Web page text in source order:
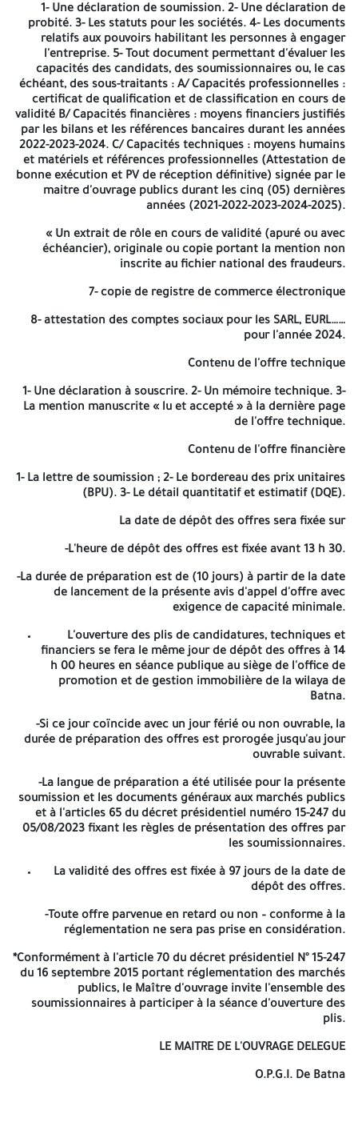
EDUCATION A BATNA
peinture
CITE 30 LOGEMENTS
EDUCATION A BATNA
Travaux de
peinture
SALLE D'EXPOSITION ASHAR
CENTRE-VILLE A BATNA
Travaux de
peinture +
réflection
façade
32
CITE 40 LOGEMENTS DGSN
BATNA
Travaux de
peinture
33
CITE 15+15 LOGEMENTS
(SANTE + EDUCATION) A
BATNA
Travaux de
peinture
34
CITE 30 LOGEMENTS LSP A
Travaux de
CITE 160/300 SONATIB A
(ILOT 01)
REFREFCTION
DES VIDES
SANITAIRE
36
CITE 160/300 SONATIB
DES VIDES
CITE 130/350 LOGTS PAF
REFREFCTION
38
ILOT 01
DES VIDES
SANITAIRE
CITE 180/350 LOGTS PAF
ILOT 02
retiré contre paiement de 1.500,00 DA auprès de :
L'Office de Promotion et de Gestion Immobilière de
Batna Cité An-nasr ex terrain SAP Batna. Tél : 033
27.31.34-033 27.31.35
Les offres doivent être accompagnées des documents
mentionnés ci-dessus conformément au cahier des charges et
déposés à la direction de L'OPGI BATNA (DG) Cité An-nasr ex
terrain SAP BATNA dans enveloppe.
L’enveloppe extérieure anonyme ne devra comporter que la
mention :
« avis d’appel d’offre ouvert avec exigence de capacité minimale
PROJET : TRAVAUX DE REHABILITATION DU PARC IMMOBILIER DES
COMMUNES DE LA WILAYA DE BATNA
Lot : …………………………………….. « TRAVAUX………………………………. »
« A’ Ouvrir Par La Commission D’ouverture Des Plis Et D’evaluation
Des Offres »
première enveloppe L1 est destinée au dossier de candidature. La
deuxième enveloppe L2 est destinée à L’offre technique. La
enveloppes L1, L2 et L3 séparées et cachetées, indiquant la
dénomination de l'entreprise, la référence et l'objet de l'appel
d'offres. La quatrième enveloppe L Contiendera les trois
enveloppes L1, L2 et L3 conformément à l'article 67 du décret
présidentiel numéro 15-247 du 16 septembre 2015 portant
réglementation des marchés publics.
Contenu du dossier de candidature :
1- Une déclaration de soumission. 2- Une déclaration de probité.
pouvoirs habilitant les personnes à engager l'entreprise. 5- Tout
1- Une déclaration de soumission. 2- Une déclaration de
probité. 3- Les statuts pour les sociétés. 4- Les documents
relatifs aux pouvoirs habilitant les personnes à engager
l'entreprise. 5- Tout document permettant d'évaluer les
capacités des candidats, des soumissionnaires ou, le cas
échéant, des sous-traitants : A/ Capacités professionnelles :
certificat de qualification et de classification en cours de
validité B/ Capacités financières : moyens financiers justifiés
par les bilans et les références bancaires durant les années
2022-2023-2024. C/ Capacités techniques : moyens humains
et matériels et références professionnelles (Attestation de
bonne exécution et PV de réception définitive) signée par le
maitre d'ouvrage publics durant les cinq (05) dernières
années (2021-2022-2023-2024-2025).
« Un extrait de rôle en cours de validité (apuré ou avec
échéancier), originale ou copie portant la mention non
inscrite au fichier national des fraudeurs.
7- copie de registre de commerce électronique
8- attestation des comptes sociaux pour les SARL, EURL……
pour l'année 2024.
Contenu de l'offre technique
1- Une déclaration à souscrire. 2- Un mémoire technique. 3-
La mention manuscrite « lu et accepté » à la dernière page
de l'offre technique.
Contenu de l'offre financière
1- La lettre de soumission ; 2- Le bordereau des prix unitaires
(BPU). 3- Le détail quantitatif et estimatif (DQE).
La date de dépôt des offres sera fixée sur
-L'heure de dépôt des offres est fixée avant 13 h 30.
-La durée de préparation est de (10 jours) à partir de la date
de lancement de la présente avis d'appel d'offre avec
exigence de capacité minimale.
L'ouverture des plis de candidatures, techniques et
financiers se fera le même jour de dépôt des offres à 14
h 00 heures en séance publique au siège de l'office de
promotion et de gestion immobilière de la wilaya de
Batna.
-Si ce jour coïncide avec un jour férié ou non ouvrable, la
durée de préparation des offres est prorogée jusqu'au jour
ouvrable suivant.
-La langue de préparation a été utilisée pour la présente
soumission et les documents généraux aux marchés publics
et à l'articles 65 du décret présidentiel numéro 15-247 du
05/08/2023 fixant les règles de présentation des offres par
les soumissionnaires.
La validité des offres est fixée à 97 jours de la date de
dépôt des offres.
-Toute offre parvenue en retard ou non – conforme à la
réglementation ne sera pas prise en considération.
*Conformément à l'article 70 du décret présidentiel N° 15-247
du 16 septembre 2015 portant réglementation des marchés
publics, le Maître d'ouvrage invite l'ensemble des
soumissionnaires à participer à la séance d'ouverture des
plis.
LE MAITRE DE L'OUVRAGE DELEGUE
O.P.G.I. De Batna